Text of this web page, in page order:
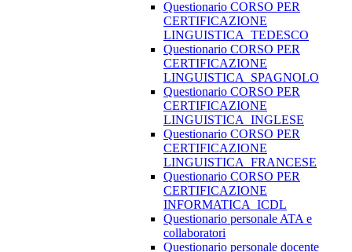
Questionario CORSO PER
CERTIFICAZIONE
LINGUISTICA_TEDESCO
Questionario CORSO PER
CERTIFICAZIONE
LINGUISTICA_SPAGNOLO
Questionario CORSO PER
CERTIFICAZIONE
LINGUISTICA_INGLESE
Questionario CORSO PER
CERTIFICAZIONE
LINGUISTICA_FRANCESE
Questionario CORSO PER
CERTIFICAZIONE
INFORMATICA_ICDL
Questionario personale ATA e
collaboratori
Questionario personale docente